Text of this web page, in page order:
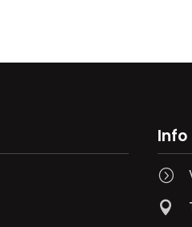
Info
=
